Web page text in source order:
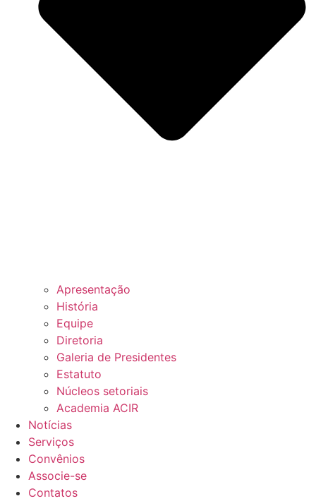
Apresentação
História
Equipe
Diretoria
Galeria de Presidentes
Estatuto
Núcleos setoriais
Academia ACIR
Notícias
Serviços
Convênios
Associe-se
Contatos